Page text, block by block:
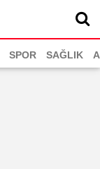
SPOR SAĞLIK